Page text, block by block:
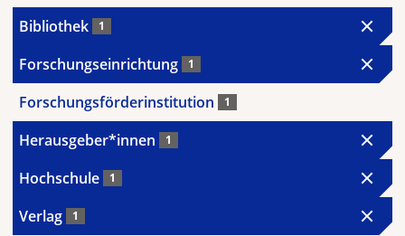
Bibliothek 1
Forschungseinrichtung 1
Forschungsförderinstitution 1
Herausgeber*innen 1
Hochschule 1
Verlag 1